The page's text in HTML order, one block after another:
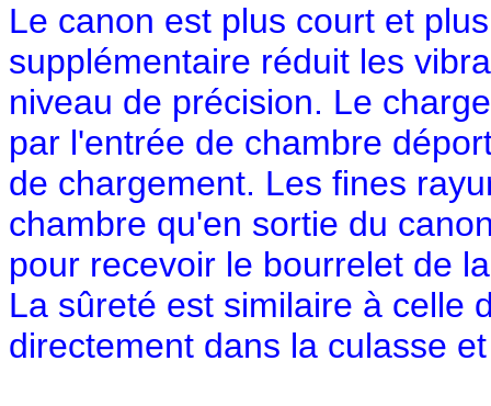
Le canon est plus court et
supplémentaire réduit les
niveau de précision. Le
par l'entrée de chambre
de chargement. Les fines
chambre qu'en sortie du
pour recevoir le bourrelet de
La sûreté est similaire à celle
directement dans la culasse